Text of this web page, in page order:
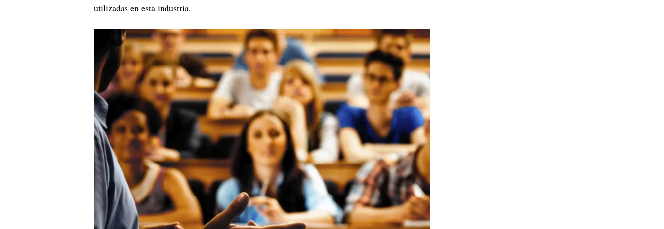
utilizadas en esta industria.